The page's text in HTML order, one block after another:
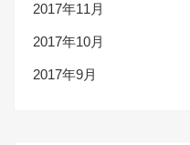
2017年11月
2017年10月
2017年9月